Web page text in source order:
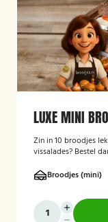
LUXE MINI
Zin in 10 broodjes
Broodjes (mini)